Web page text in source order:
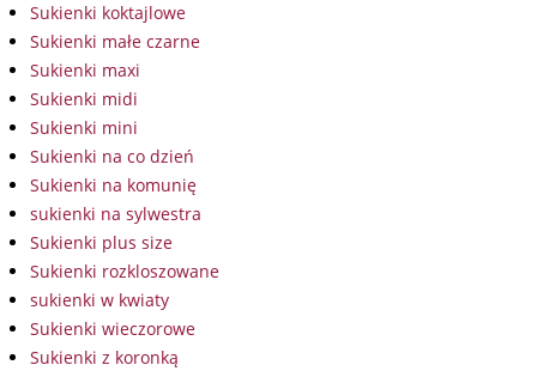
Sukienki koktajlowe
Sukienki małe czarne
Sukienki maxi
Sukienki midi
Sukienki mini
Sukienki na co dzień
Sukienki na komunię
sukienki na sylwestra
Sukienki plus size
Sukienki rozkloszowane
sukienki w kwiaty
Sukienki wieczorowe
Sukienki z koronką